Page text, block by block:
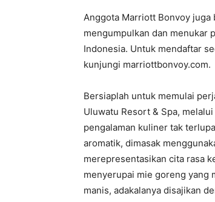
Anggota Marriott Bonvoy
mengumpulkan dan menukar
Indonesia. Untuk mendaftar
kunjungi marriottbonvoy.com.
Bersiaplah untuk memulai
Uluwatu Resort & Spa,
pengalaman kuliner tak
aromatik, dimasak
merepresentasikan cita rasa
menyerupai mie goreng yang
manis, adakalanya disajikan